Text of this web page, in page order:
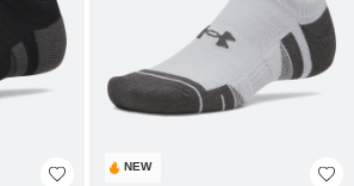
NEW